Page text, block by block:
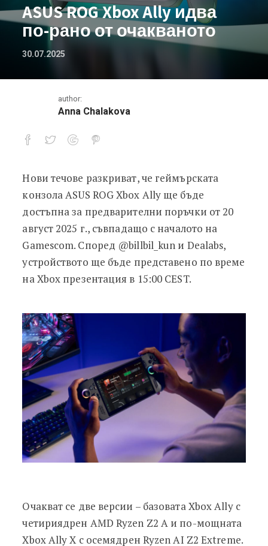
ASUS ROG Xbox Ally идва
по-рано от очакваното
30.07.2025
author:
Anna Chalakova
ASUS ROG Xbox Ally идва по-рано от
Нови течове разкриват, че геймърската
конзола ASUS ROG Xbox Ally ще бъде
достъпна за предварителни поръчки от 20
август 2025 г., съвпадащо с началото на
Gamescom. Според @billbil_kun и Dealabs,
устройството ще бъде представено по време
на Xbox презентация в 15:00 CEST.
Очакват се две версии – базовата Xbox Ally с
четириядрен AMD Ryzen Z2 A и по-мощната
Xbox Ally X с осемядрен Ryzen AI Z2 Extreme.